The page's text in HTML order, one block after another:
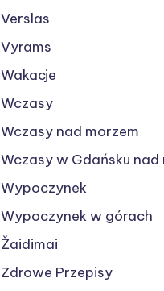
Verslas
Vyrams
Wakacje
Wczasy
Wczasy nad morzem
Wczasy w Gdańsku nad
Wypoczynek
Wypoczynek w górach
Žaidimai
Zdrowe Przepisy